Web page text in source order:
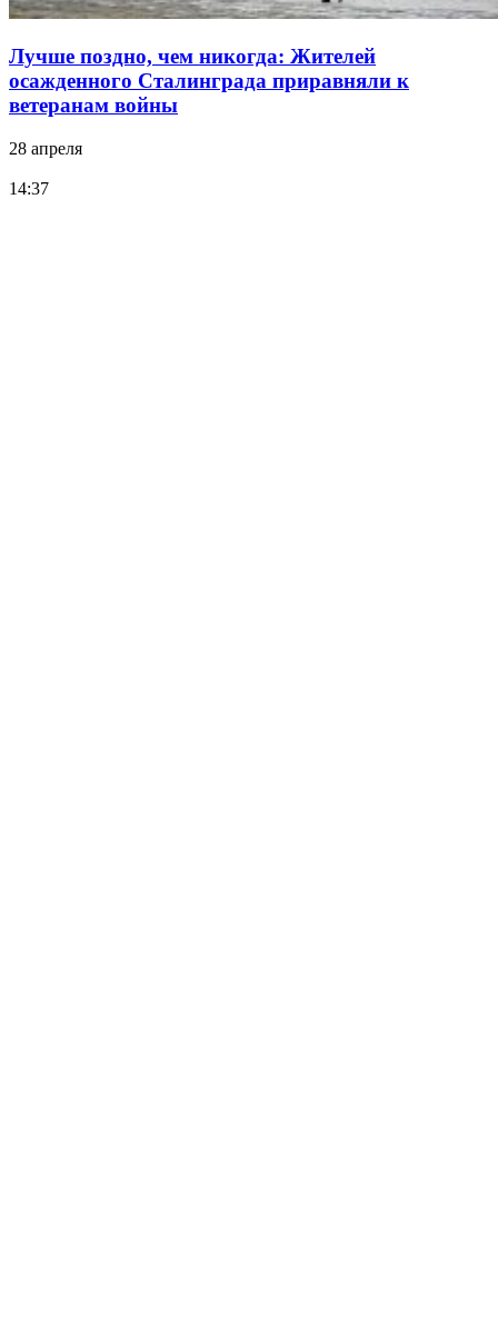
Лучше поздно, чем никогда: Жителей
осажденного Сталинграда приравняли к
ветеранам войны
28 апреля
14:37